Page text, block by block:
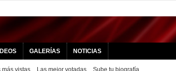
GALERÍAS NOTICIAS
más vistas Las mejor votadas Sube tu biografía